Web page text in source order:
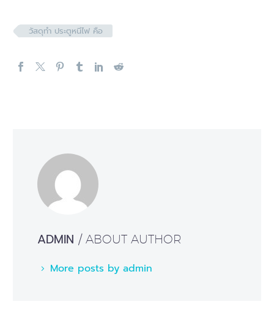
วัสดุทำ ประตูหนีไฟ คือ
ADMIN / ABOUT AUTHOR
More posts by admin